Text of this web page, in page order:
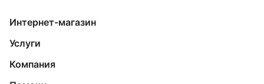
Интернет-магазин
Услуги
Компания